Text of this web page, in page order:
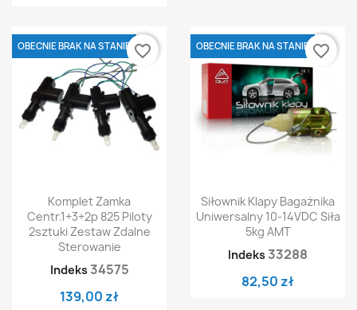
Komplet Zamka
Centr.1+3+2p 825 Piloty
2sztuki Zestaw Zdalne
Sterowanie
Indeks 34575
139,00 zł
OBECNIE BRAK NA STANIE favorite_border
Siłownik Klapy Bagażnika
Uniwersalny 10-14VDC Siła
5kg AMT
Indeks 33288
82,50 zł
OBECNIE BRAK NA STANIE favorite_border